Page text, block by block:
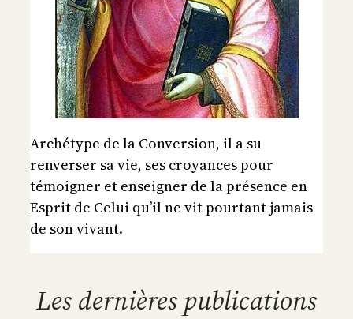
Archétype de la Conversion, il a su
renverser sa vie, ses croyances pour
témoigner et enseigner de la présence en
Esprit de Celui qu’il ne vit pourtant jamais
de son vivant.
Les dernières publications